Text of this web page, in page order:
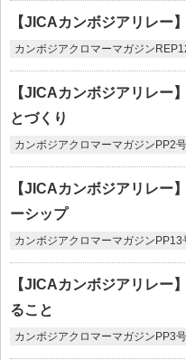
【JICAカンボジアリレー
カンボジアクロマーマガジン
【JICAカンボジアリレー
とづくり
カンボジアクロマーマガジンPP2号
【JICAカンボジアリレー
ーシップ
カンボジアクロマーマガジンPP13
【JICAカンボジアリレー
ること
カンボジアクロマーマガジンPP3号